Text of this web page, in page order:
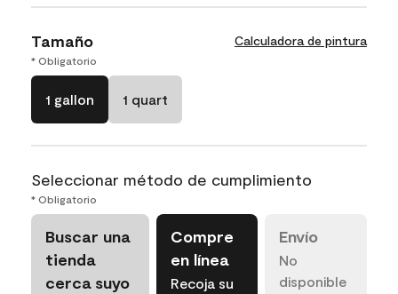
Tamaño Calculadora de pintura
* Obligatorio
1 gallon 1 quart
Seleccionar método de cumplimiento
* Obligatorio
Buscar una
tienda
cerca suyo
Compre
en línea
Recoja su
Envío
No
disponible